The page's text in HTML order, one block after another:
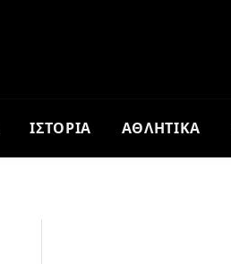
ΙΣΤΟΡΙΑ ΑΘΛΗΤΙΚΑ